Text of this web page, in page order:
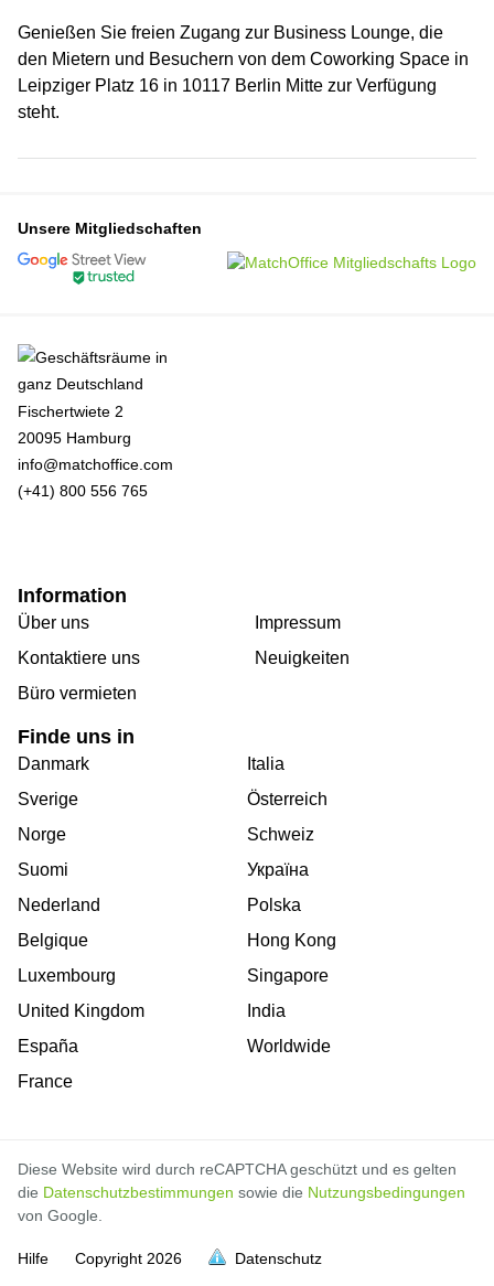
Genießen Sie freien Zugang zur Business Lounge, die
den Mietern und Besuchern von dem Coworking Space in
Leipziger Platz 16 in 10117 Berlin Mitte zur Verfügung
steht.
voll
voll
voll
voll
voll
voll
voll
voll
voll
voll
voll
voll
voll
voll
voll
voll
voll
Unsere Mitgliedschaften
Fischertwiete 2
20095 Hamburg
info@matchoffice.com
(+41) 800 556 765
Information
Über uns
Kontaktiere uns
Büro vermieten
Impressum
Neuigkeiten
Finde uns in
Danmark
Sverige
Norge
Suomi
Nederland
Belgique
Luxembourg
United Kingdom
España
France
Italia
Österreich
Schweiz
Україна
Polska
Hong Kong
Singapore
India
Worldwide
Diese Website wird durch reCAPTCHA geschützt und es gelten
die Datenschutzbestimmungen sowie die Nutzungsbedingungen
von Google.
Hilfe Copyright 2026 Datenschutz